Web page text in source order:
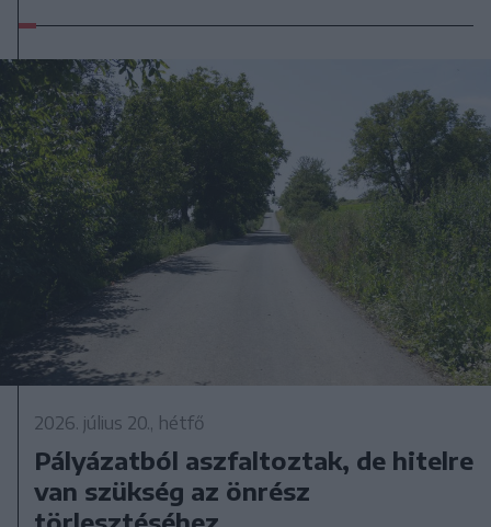
2026. július 20., hétfő
Pályázatból aszfaltoztak, de hitelre
van szükség az önrész